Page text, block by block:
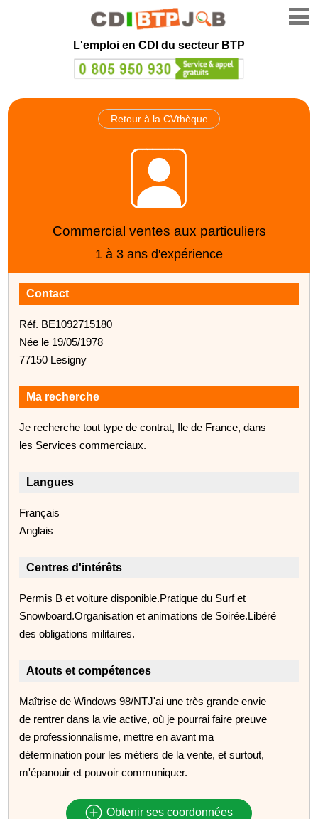
L'emploi en CDI du secteur BTP
Retour à la CVthèque
Commercial ventes aux particuliers
1 à 3 ans d'expérience
Contact
Réf. BE1092715180
Née le 19/05/1978
77150 Lesigny
Ma recherche
Je recherche tout type de contrat, Ile de France, dans
les Services commerciaux.
Langues
Français
Anglais
Centres d'intérêts
Permis B et voiture disponible.Pratique du Surf et
Snowboard.Organisation et animations de Soirée.Libéré
des obligations militaires.
Atouts et compétences
Maîtrise de Windows 98/NTJ'ai une très grande envie
de rentrer dans la vie active, où je pourrai faire preuve
de professionnalisme, mettre en avant ma
détermination pour les métiers de la vente, et surtout,
m'épanouir et pouvoir communiquer.
Obtenir ses coordonnées